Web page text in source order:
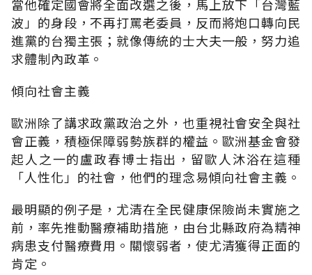
當他確定國會將全面改選之後，馬上放下「台灣藍
波」的身段，不再打罵老委員，反而將炮口轉向民
進黨的台獨主張；就像傳統的士大夫一般，努力追
求體制內政革。
傾向社會主義
歐洲除了講求政黨政治之外，也重視社會安全與社
會正義，積極保障弱勢族群的權益。歐洲基金會發
起人之一的盧政春博士指出，留歐人沐浴在這種
「人性化」的社會，他們的理念易傾向社會主義。
最明顯的例子是，尤清在全民健康保險尚未實施之
前，率先推動醫療補助措施，由台北縣政府為精神
病患支付醫療費用。關懷弱者，使尤清獲得正面的
肯定。